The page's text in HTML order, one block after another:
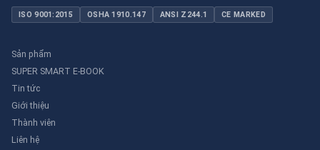
ISO 9001:2015 OSHA 1910.147 ANSI Z244.1 CE MARKED
Sản phẩm
SUPER SMART E-BOOK
Tin tức
Giới thiệu
Thành viên
Liên hệ